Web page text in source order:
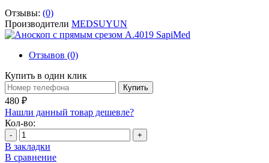
Отзывы: (0)
Производители MEDSUYUN
Отзывов (0)
Купить в один клик
Купить
480 ₽
Нашли данный товар дешевле?
Кол-во:
- +
В закладки
В сравнение